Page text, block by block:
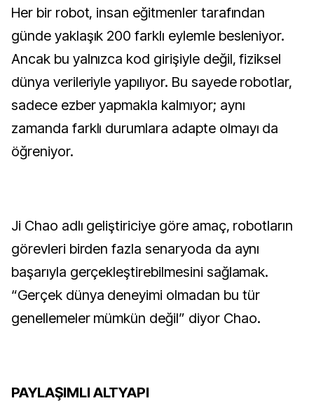
Her bir robot, insan eğitmenler tarafından
günde yaklaşık 200 farklı eylemle besleniyor.
Ancak bu yalnızca kod girişiyle değil, fiziksel
dünya verileriyle yapılıyor. Bu sayede robotlar,
sadece ezber yapmakla kalmıyor; aynı
zamanda farklı durumlara adapte olmayı da
öğreniyor.
Ji Chao adlı geliştiriciye göre amaç, robotların
görevleri birden fazla senaryoda da aynı
başarıyla gerçekleştirebilmesini sağlamak.
“Gerçek dünya deneyimi olmadan bu tür
genellemeler mümkün değil” diyor Chao.
PAYLAŞIMLI ALTYAPI